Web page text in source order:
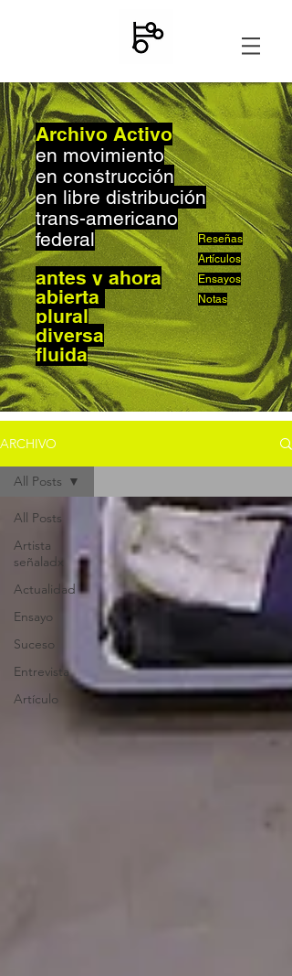
Archivo Activo
en movimiento
en construcción
en libre distribución
trans-americano
federal
Reseñas
Artículos
Ensayos
Notas
antes y ahora
abierta
plural
diversa
fluida
ARCHIVO
All Posts
Artista
señaladx
Actualidad
Ensayo
Suceso
Entrevista
Artículo
All Posts